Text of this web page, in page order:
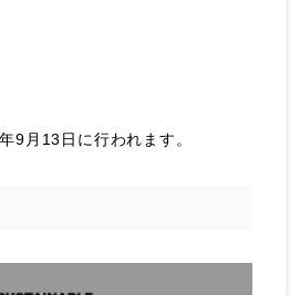
9月13日に行われます。